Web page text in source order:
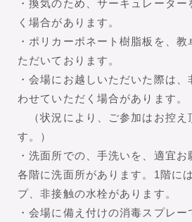
・換気のため、サーキュレータ
く場合があります。
・ポリカーボネート樹脂板を、
ただいております。
・会場にお越しいただいた際は
わせていただく場合があります。
（状況により、ご参加はお控え
す。）
・洗面所での、手洗いを、適宜お
各階に洗面所があります。1階に
プ、非接触の水栓があります。
・会場に備え付けの消毒スプレ